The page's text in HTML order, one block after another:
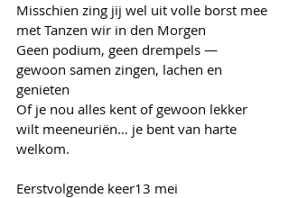
Misschien zing jij wel uit volle borst mee
met Tanzen wir in den Morgen
Geen podium, geen drempels —
gewoon samen zingen, lachen en
genieten
Of je nou alles kent of gewoon lekker
wilt meeneuriën… je bent van harte
welkom.
Eerstvolgende keer13 mei